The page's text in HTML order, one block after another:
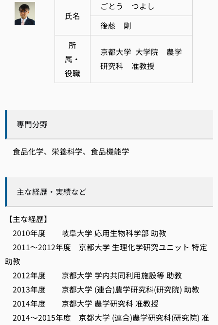
氏名
ごとう つよし
後藤 剛
所
属・
役職
京都大学 大学院 農学
研究科 准教授
専門分野
食品化学、栄養科学、食品機能学
主な経歴・実績など
【主な経歴】
2010年度 岐阜大学 応用生物科学部 助教
2011～2012年度 京都大学 生理化学研究ユニット 特定
助教
2012年度 京都大学 学内共同利用施設等 助教
2013年度 京都大学 (連合)農学研究科(研究院) 助教
2014年度 京都大学 農学研究科 准教授
2014～2015年度 京都大学 (連合)農学研究科(研究院) 准